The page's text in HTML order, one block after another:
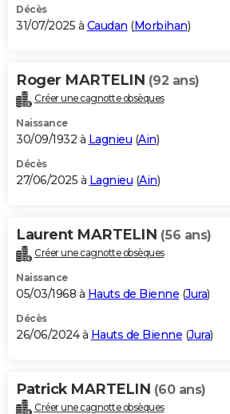
S'inscrire
Se connecter
Lycées
Collèges
Primaires
Universités
Entreprises
Service militaire
Avis de recherche
AVIS DE DÉCÈS
Bricolage
Lifestyle
Culture
Sport
Auto
Television
Voyage
Cinema
Décès
31/07/2025 à Caudan (Morbihan)
Roger MARTELIN (92 ans)
Créer une cagnotte obsèques
Naissance
30/09/1932 à Lagnieu (Ain)
Décès
27/06/2025 à Lagnieu (Ain)
Laurent MARTELIN (56 ans)
Créer une cagnotte obsèques
Naissance
05/03/1968 à Hauts de Bienne (Jura)
Décès
26/06/2024 à Hauts de Bienne (Jura)
Patrick MARTELIN (60 ans)
Créer une cagnotte obsèques